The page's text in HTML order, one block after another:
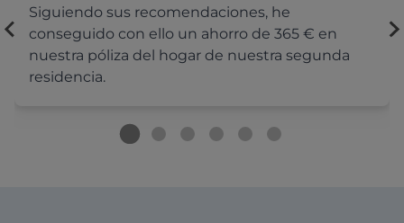
Siguiendo sus recomendaciones, he
conseguido con ello un ahorro de 365 € en
nuestra póliza del hogar de nuestra segunda
residencia.